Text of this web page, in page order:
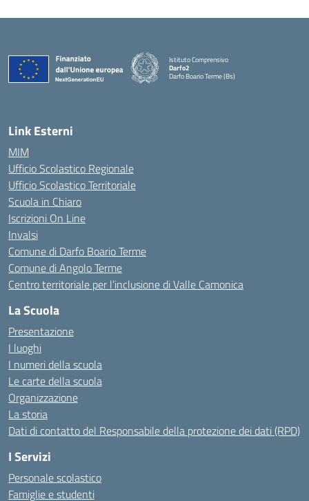
Istituto Comprensivo
Darfo2
Darfo Boario Terme (Bs)
Link Esterni
MIM
Ufficio Scolastico Regionale
Ufficio Scolastico Territoriale
Scuola in Chiaro
Iscrizioni On Line
Invalsi
Comune di Darfo Boario Terme
Comune di Angolo Terme
Centro territoriale per l’inclusione di Valle Camonica
La Scuola
Presentazione
I luoghi
I numeri della scuola
Le carte della scuola
Organizzazione
La storia
Dati di contatto del Responsabile della protezione dei dati (RPD)
I Servizi
Personale scolastico
Famiglie e studenti